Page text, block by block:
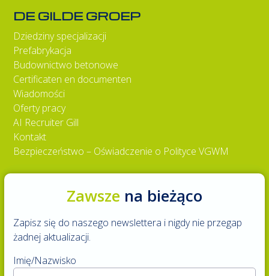
DE GILDE GROEP
Dziedziny specjalizacji
Prefabrykacja
Budownictwo betonowe
Certificaten en documenten
Wiadomości
Oferty pracy
AI Recruiter Gill
Kontakt
Bezpieczeństwo – Oświadczenie o Polityce VGWM
Zawsze na bieżąco
Zapisz się do naszego newslettera i nigdy nie przegap
żadnej aktualizacji.
Imię/Nazwisko